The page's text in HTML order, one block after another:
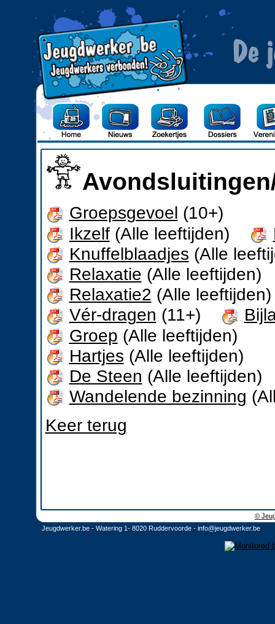
Groepsgevoel (10+)
Ikzelf(Alle leeftijden)
Knuffelblaadjes (Alle
Relaxatie (Alle leeftijden)
Relaxatie2 (Alle leeftijden)
Vér-dragen (11+)
Groep (Alle leeftijden)
Hartjes (Alle leeftijden)
De Steen (Alle leeftijden)
Wandelende bezinning
Keer terug
©
Jeugdwerker.be - Watering 1- 8020 Ruddervoorde - info@jeugdwerker.be